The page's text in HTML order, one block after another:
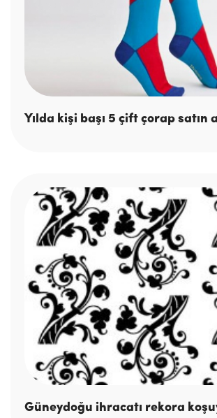
Yılda kişi başı 5 çift çorap satın
Güneydoğu ihracatı rekora